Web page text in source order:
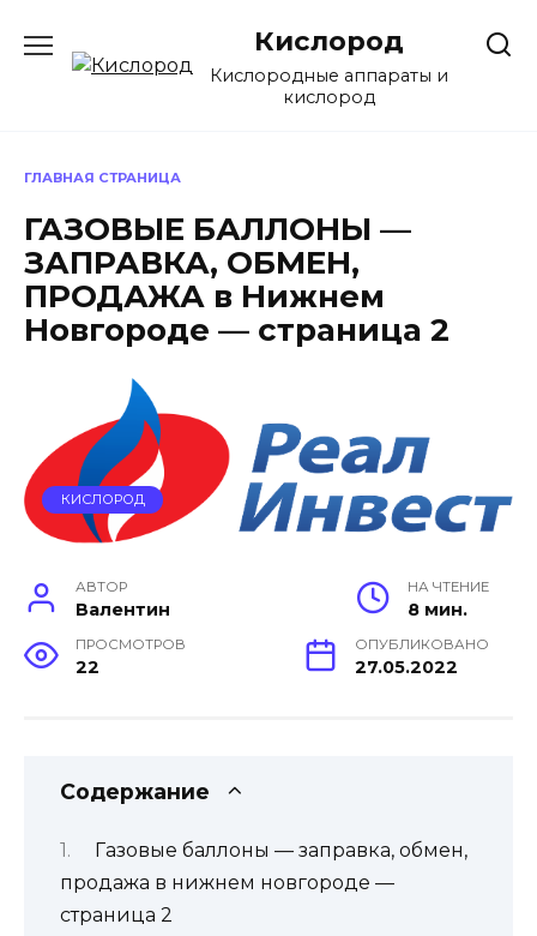
содержанию
Кислород
Кислородные аппараты и
кислород
ГЛАВНАЯ СТРАНИЦА
ГАЗОВЫЕ БАЛЛОНЫ —
ЗАПРАВКА, ОБМЕН,
ПРОДАЖА в Нижнем
Новгороде — страница 2
КИСЛОРОД
АВТОР
Валентин
НА ЧТЕНИЕ
8 мин.
ПРОСМОТРОВ
22
ОПУБЛИКОВАНО
27.05.2022
Содержание
Газовые баллоны — заправка, обмен,
продажа в нижнем новгороде —
страница 2